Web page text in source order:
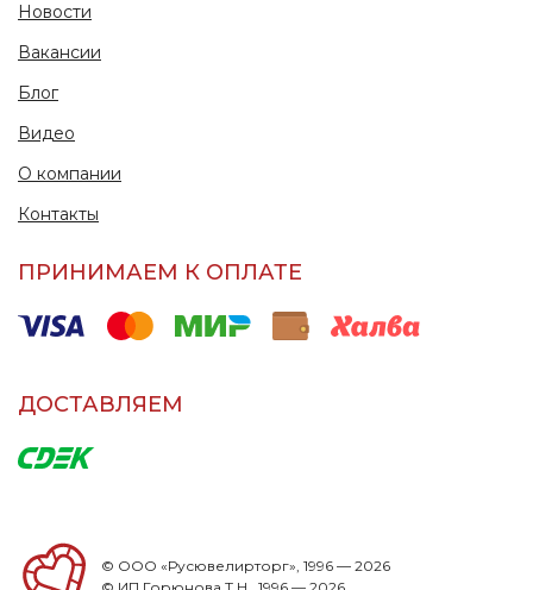
Новости
Вакансии
Блог
Видео
О компании
Контакты
ПРИНИМАЕМ К ОПЛАТЕ
ДОСТАВЛЯЕМ
© ООО «Русювелирторг», 1996 — 2026